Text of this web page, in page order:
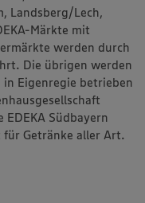
Landsberg/Lech,
Märkte mit
werden durch
Die übrigen werden
Eigenregie betrieben
Südbayern
Getränke aller Art.